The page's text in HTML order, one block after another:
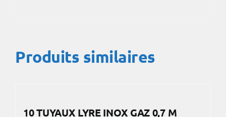
Produits similaires
10 TUYAUX LYRE INOX GAZ 0,7 M